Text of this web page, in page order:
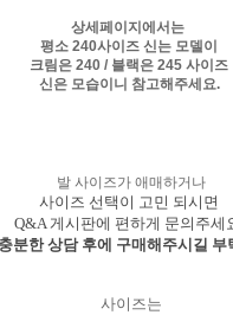
상세페이지에서는
평소 240사이즈 신는 모델이
크림은 240 / 블랙은 245 사이즈
신은 모습이니 참고해주세요.
발 사이즈가 애매하거나
사이즈 선택이 고민 되시면
Q&A 게시판에 편하게 문의주세
분한 상담 후에 구매해주시길 부
사이즈는